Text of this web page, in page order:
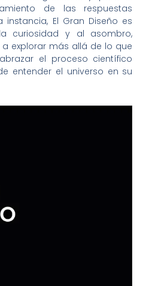
de las respuestas
instancia, El Gran Diseño es
curiosidad y al asombro,
explorar más allá de lo que
el proceso científico
entender el universo en su